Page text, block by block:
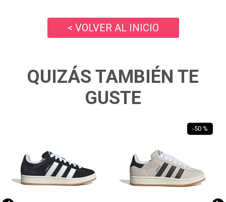
< VOLVER AL INICIO
QUIZÁS TAMBIÉN TE
GUSTE
-50 %